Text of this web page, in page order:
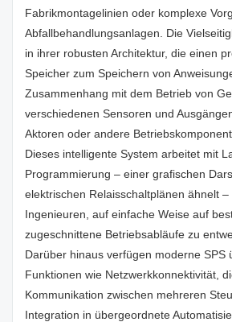
Fabrikmontagelinien oder komplexe
Abfallbehandlungsanlagen. Die
in ihrer robusten Architektur, die einen
Speicher zum Speichern von
Zusammenhang mit dem Betrieb von
verschiedenen Sensoren und
Aktoren oder andere
Dieses intelligente System arbeitet mit
Programmierung – einer grafischen
elektrischen Relaisschaltplänen ähnelt
Ingenieuren, auf einfache Weise auf
zugeschnittene Betriebsabläufe zu
Darüber hinaus verfügen moderne SPS
Funktionen wie Netzwerkkonnektivität,
Kommunikation zwischen mehreren
Integration in übergeordnete